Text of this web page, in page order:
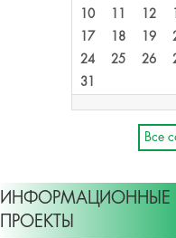
10
11 12
17
18 19
24
25 26
31
Все
ИНФОРМАЦИОННЫЕ
ПРОЕКТЫ